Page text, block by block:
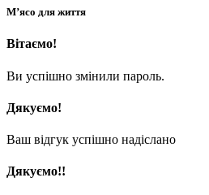
М’ясо для життя
Вітаємо!
Ви успішно змінили пароль.
Дякуємо!
Ваш відгук успішно надіслано
Дякуємо!!